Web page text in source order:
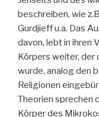
beschreiben, wie
Gurdjieff u.a. Das
davon, lebt in ihren
Körpers weiter, der
wurde, analog den
Religionen
Theorien sprechen
Körper des